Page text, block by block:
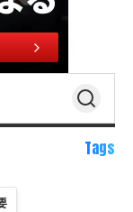
Tags